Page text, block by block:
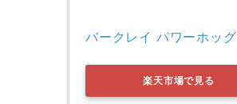
バークレイ パワーホッグ
楽天市場で見る